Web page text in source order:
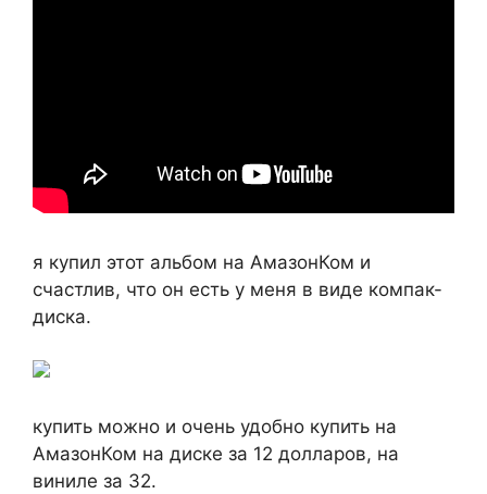
я купил этот альбом на АмазонКом и
счастлив, что он есть у меня в виде компак-
диска.
купить можно и очень удобно купить на
АмазонКом на диске за 12 долларов, на
виниле за 32.